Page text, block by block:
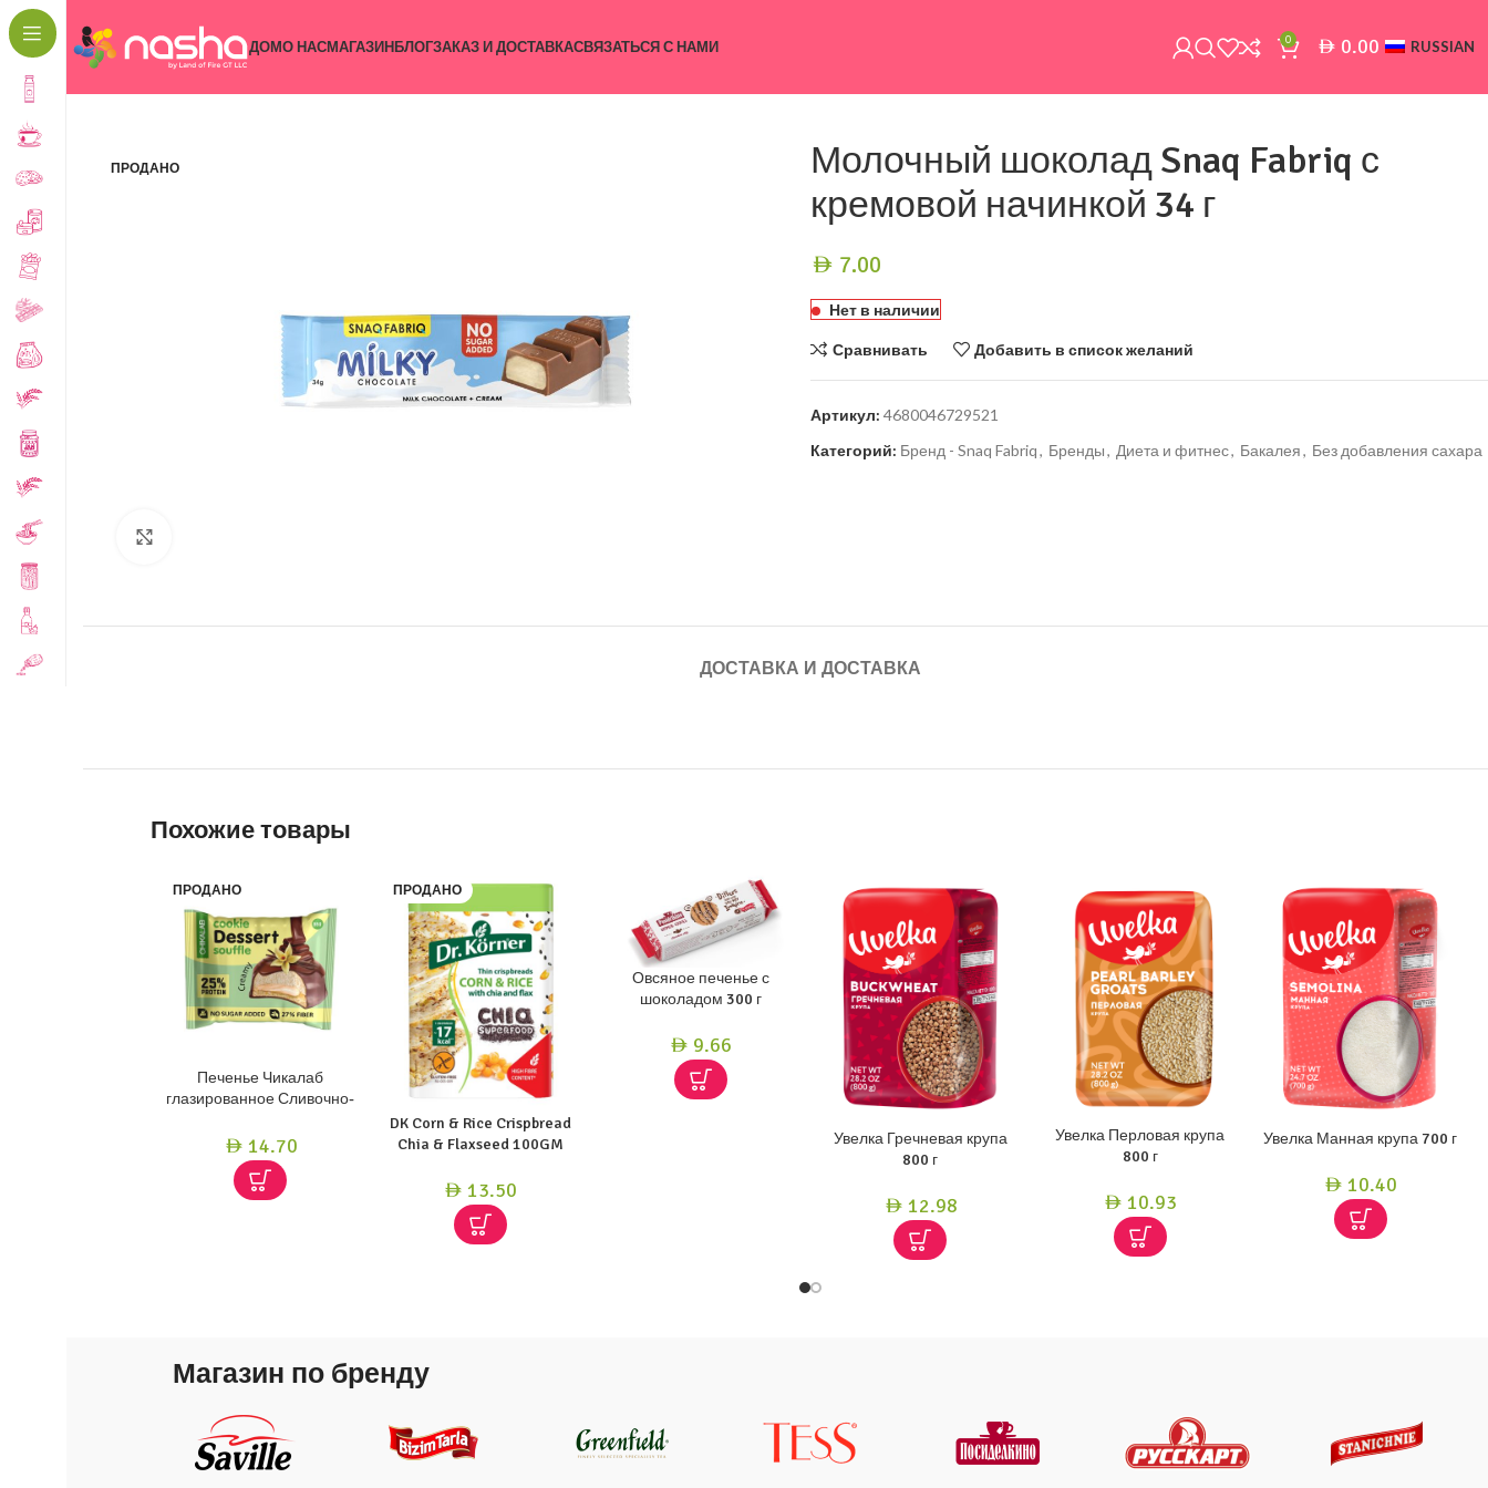
ДОМО НАСМАГАЗИНБЛОГЗАКАЗ И ДОСТАВКАСВЯЗАТЬСЯ С НАМИ 0 AED 0.00 RUSSIAN
ПРОДАНО
Молочный шоколад Snaq Fabriq с
кремовой начинкой 34 г
AED 7.00
Нет в наличии
Сравнивать Добавить в список желаний
Артикул: 4680046729521
Категорий: Бренд - Snaq Fabriq, Бренды, Диета и фитнес, Бакалея, Без добавления сахара
ДОСТАВКА И ДОСТАВКА
Похожие товары
ПРОДАНО
Печенье Чикалаб
глазированное Сливочно-
AED 14.70
ПРОДАНО
DK Corn & Rice Crispbread
Chia & Flaxseed 100GM
AED 13.50
Овсяное печенье с
шоколадом 300 г
AED 9.66
Увелка Гречневая крупа
800 г
AED 12.98
Увелка Перловая крупа
800 г
AED 10.93
Увелка Манная крупа 700 г
AED 10.40
Магазин по бренду